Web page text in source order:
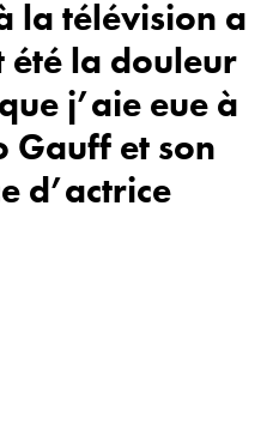
la télévision a
la douleur
j’aie eue à
Gauff et son
d’actrice